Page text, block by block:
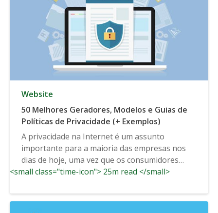
Website
50 Melhores Geradores, Modelos e Guias de
Políticas de Privacidade (+ Exemplos)
A privacidade na Internet é um assunto
importante para a maioria das empresas nos
dias de hoje, uma vez que os consumidores
continuam a esperar...
<small class="time-icon"> 25m read </small>